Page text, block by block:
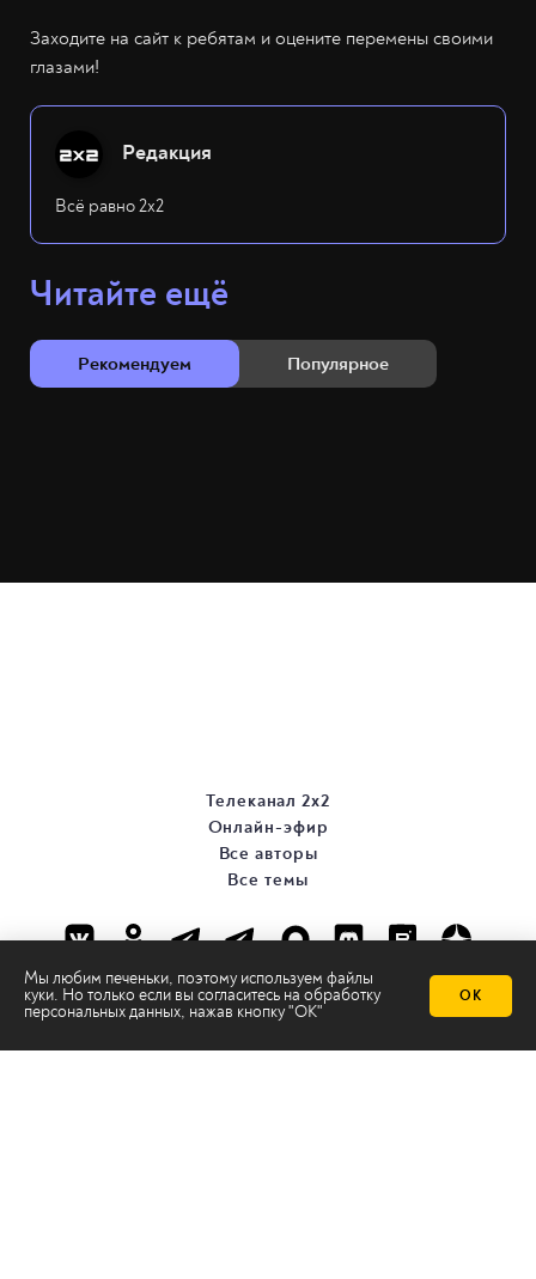
Заходите на сайт к ребятам и оцените перемены своими
глазами!
Редакция
Всё равно 2х2
Читайте ещё
Рекомендуем Популярное
Мы любим печеньки, поэтому используем файлы
куки. Но только если вы согласитесь на обработку
персональных данных, нажав кнопку "ОК"
ОК
Телеканал 2х2
Онлайн-эфир
Все авторы
Все темы